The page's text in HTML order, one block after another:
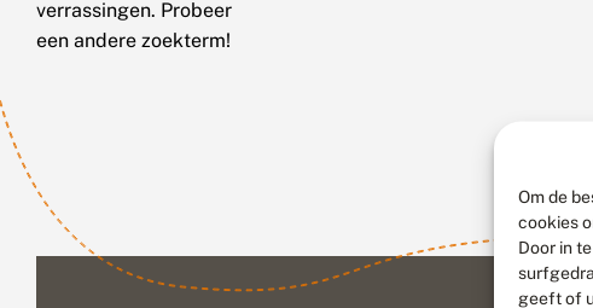
Om de
cookies
Door in
geeft of
verrassingen. Probeer
een andere zoekterm!